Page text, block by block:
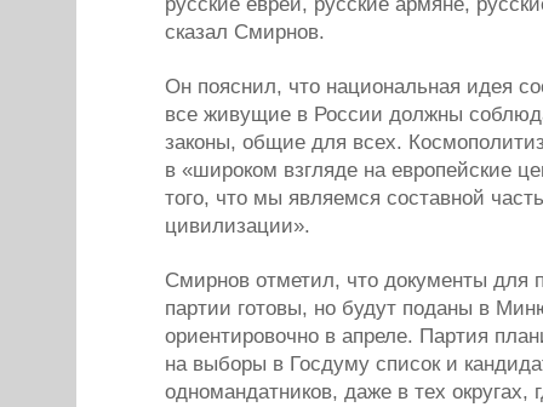
сказал Смирнов.
Он пояснил, что национальная идея
все живущие в России должны
законы, общие для всех.
в «широком взгляде на европейские
того, что мы являемся составной
цивилизации».
Смирнов отметил, что документы для
партии готовы, но будут поданы в
ориентировочно в апреле. Партия
на выборы в Госдуму список и
одномандатников, даже в тех округах,